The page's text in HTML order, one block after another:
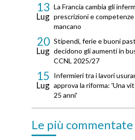
13
Lug
La Francia cambia gli
prescrizioni e
mancano
20
Lug
Stipendi, ferie e buoni
decidono gli aumenti in
CCNL 2025/27
15
Lug
Infermieri tra i lavori
approva la riforma: 'Una
25 anni'
Le più commentate